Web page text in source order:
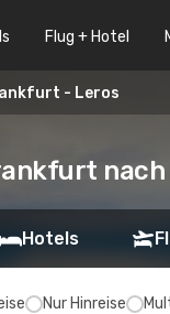
Flug + Hotel
- Leros
nach
Hotels
Nur Hinreise